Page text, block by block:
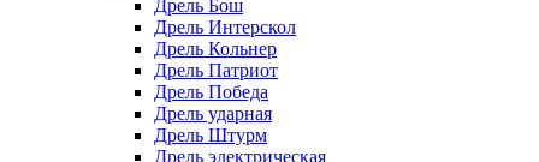
Дрель Бош
Дрель Интерскол
Дрель Кольнер
Дрель Патриот
Дрель Победа
Дрель ударная
Дрель Штурм
Дрель электрическая